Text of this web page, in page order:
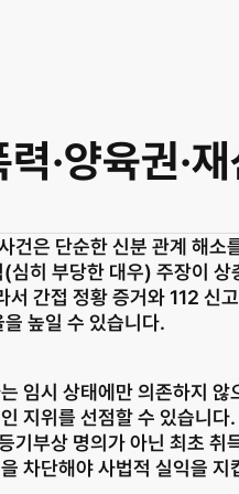
·양육권·
은 단순한 신분 관계 해소
히 부당한 대우) 주장이 상
간접 정황 증거와 112 신
높일 수 있습니다.
임시 상태에만 의존하지
지위를 선점할 수 있습니
부상 명의가 아닌 최초
차단해야 사법적 실익을 지